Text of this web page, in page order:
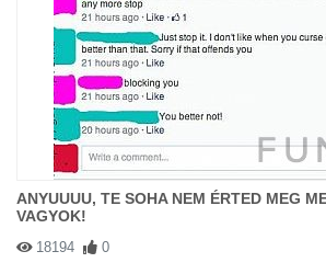
ANYUUUU, TE SOHA NEM ÉRTED MEG
VAGYOK!
18194 0